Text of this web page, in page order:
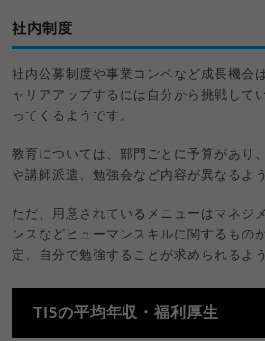
社内制度
社内公募制度や事業コンペなど成長機会
ャリアアップするには自分から挑戦して
ってくるようです。
教育については、部門ごとに予算があり
や講師派遣、勉強会など内容が異なるよ
ただ、用意されているメニューはマネジ
ンスなどヒューマンスキルに関するもの
定、自分で勉強することが求められるよ
TISの平均年収・福利厚生